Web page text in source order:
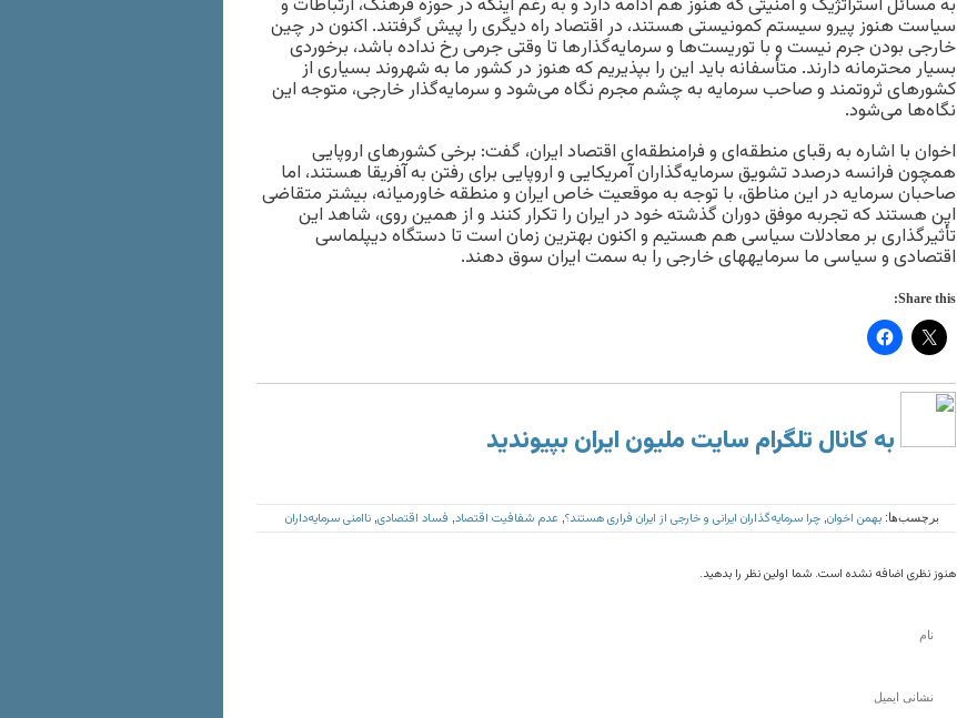
سیاست هنوز پیرو سیستم کمونیستی هستند، ‌در اقتصاد راه دیگری را ‌پیش گرفتند. اکنون در چین
خارجی بودن جرم نیست و با توریست‌ها و سرمایه‌گذار‌ها تا وقتی جرمی رخ نداده باشد، برخوردی
بسیار محترمانه دارند. متأسفانه باید این را بپذیریم که هنوز در کشور ما ‌به شهروند بسیاری از
کشورهای ثروتمند و صاحب سرمایه به چشم مجرم نگاه می‌شود و سرمایه‌گذار خارجی، متوجه این
نگاه‌ها می‌شود.
اخوان با اشاره به رقبای منطقه‌ای و فرامنطقه‌ای اقتصاد ایران، گفت: برخی کشورهای اروپایی
همچون فرانسه درصدد تشویق سرمایه‌گذاران آمریکایی و اروپایی برای رفتن به آفریقا هستند، اما
صاحبان سرمایه در این مناطق، با توجه به موقعیت خاص ایران و منطقه خاورمیانه، بیشتر متقاضی
این هستند که تجربه موفق دوران گذشته خود در ایران را تکرار کنند و از همین روی، شاهد این
تأثیر‌گذاری بر معادلات سیاسی هم هستیم و اکنون بهترین زمان است تا دستگاه دیپلماسی
اقتصادی و سیاسی ما سرمایه‎های خارجی را به سمت ایران سوق دهند.
Share this:
به کانال تلگرام سایت ملیون ایران بپیوندید
برچسب‌ها: بهمن اخوان چرا سرمایه‌گذاران ایرانی و خارجی از ایران فراری هستند؟ عدم شفافیت اقتصاد فساد اقتصادی نا‌امنی سرمایه‌داران
هنوز نظری اضافه نشده است. شما اولین نظر را بدهید.